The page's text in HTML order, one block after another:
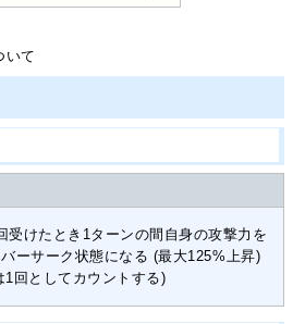
いて
受けたとき1ターンの間自身の攻撃力を
ーサーク状態になる (最大125%上昇)
1回としてカウントする)